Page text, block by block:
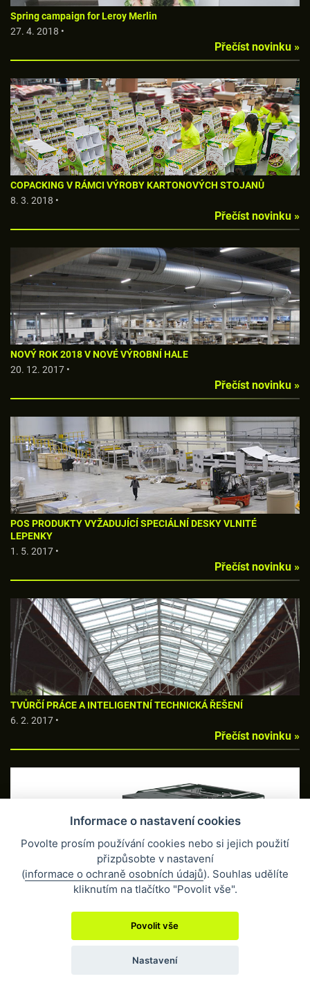
Spring campaign for Leroy Merlin
27. 4. 2018 •
Přečíst novinku »
COPACKING V RÁMCI VÝROBY KARTONOVÝCH STOJANŮ
8. 3. 2018 •
Přečíst novinku »
NOVÝ ROK 2018 V NOVÉ VÝROBNÍ HALE
20. 12. 2017 •
Přečíst novinku »
POS PRODUKTY VYŽADUJÍCÍ SPECIÁLNÍ DESKY VLNITÉ
LEPENKY
1. 5. 2017 •
Přečíst novinku »
TVŮRČÍ PRÁCE A INTELIGENTNÍ TECHNICKÁ ŘEŠENÍ
6. 2. 2017 •
Přečíst novinku »
KTERÝ FLATBED STROJ JE NEJLEPŠÍ?
Informace o nastavení cookies
Povolte prosím používání cookies nebo si jejich použití
přizpůsobte v nastavení
(informace o ochraně osobních údajů). Souhlas udělíte
kliknutím na tlačítko "Povolit vše".
Povolit vše
Nastavení